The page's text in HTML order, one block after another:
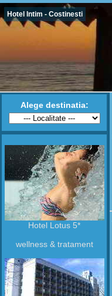
Hotel Intim - Costinesti
Alege destinatia:
Hotel Lotus 5*
wellness & tratament